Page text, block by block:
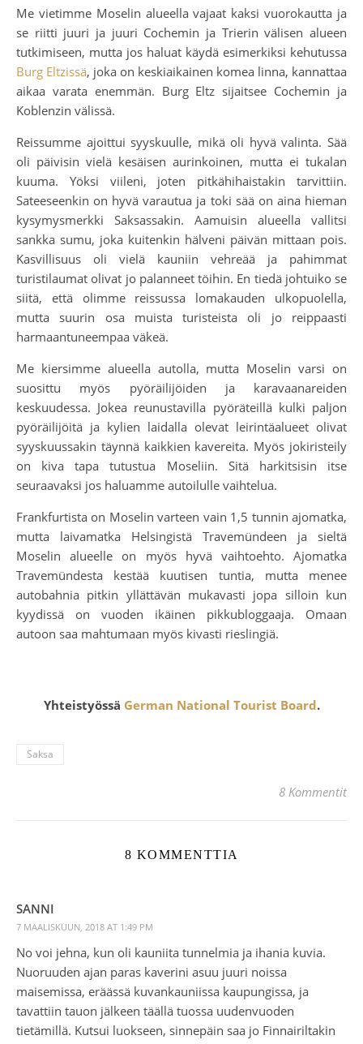
Me vietimme Moselin alueella vajaat kaksi vuorokautta ja
se riitti juuri ja juuri Cochemin ja Trierin välisen alueen
tutkimiseen, mutta jos haluat käydä esimerkiksi kehutussa
Burg Eltzissä, joka on keskiaikainen komea linna, kannattaa
aikaa varata enemmän. Burg Eltz sijaitsee Cochemin ja
Koblenzin välissä.
Reissumme ajoittui syyskuulle, mikä oli hyvä valinta. Sää
oli päivisin vielä kesäisen aurinkoinen, mutta ei tukalan
kuuma. Yöksi viileni, joten pitkähihaistakin tarvittiin.
Sateeseenkin on hyvä varautua ja toki sää on aina hieman
kysymysmerkki Saksassakin. Aamuisin alueella vallitsi
sankka sumu, joka kuitenkin hälveni päivän mittaan pois.
Kasvillisuus oli vielä kauniin vehreää ja pahimmat
turistilaumat olivat jo palanneet töihin. En tiedä johtuiko se
siitä, että olimme reissussa lomakauden ulkopuolella,
mutta suurin osa muista turisteista oli jo reippaasti
harmaantuneempaa väkeä.
Me kiersimme alueella autolla, mutta Moselin varsi on
suosittu myös pyöräilijöiden ja karavaanareiden
keskuudessa. Jokea reunustavilla pyöräteillä kulki paljon
pyöräilijöitä ja kylien laidalla olevat leirintäalueet olivat
syyskuussakin täynnä kaikkien kavereita. Myös jokiristeily
on kiva tapa tutustua Moseliin. Sitä harkitsisin itse
seuraavaksi jos haluamme autoilulle vaihtelua.
Frankfurtista on Moselin varteen vain 1,5 tunnin ajomatka,
mutta laivamatka Helsingistä Travemündeen ja sieltä
Moselin alueelle on myös hyvä vaihtoehto. Ajomatka
Travemündesta kestää kuutisen tuntia, mutta menee
autobahnia pitkin yllättävän mukavasti jopa silloin kun
kyydissä on vuoden ikäinen pikkubloggaaja. Omaan
autoon saa mahtumaan myös kivasti rieslingiä.
Yhteistyössä German National Tourist Board.
Saksa
8 Kommentit
8 KOMMENTTIA
SANNI
7 MAALISKUUN, 2018 AT 1:49 PM
No voi jehna, kun oli kauniita tunnelmia ja ihania kuvia.
Nuoruuden ajan paras kaverini asuu juuri noissa
maisemissa, eräässä kuvankauniissa kaupungissa, ja
tavattiin tauon jälkeen täällä tuossa uudenvuoden
tietämillä. Kutsui luokseen, sinnepäin saa jo Finnairiltakin